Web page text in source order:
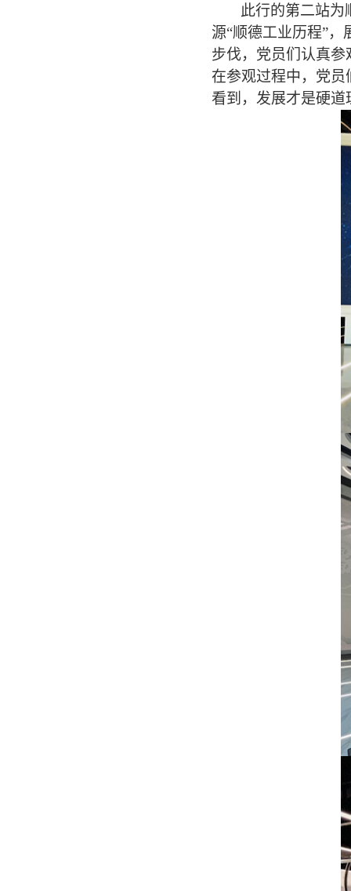
此行的第二站为
源“顺德工业历程”
步伐，党员们认真
在参观过程中，党员
看到，发展才是硬